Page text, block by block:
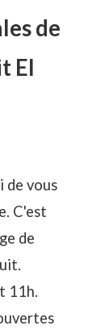
de
El
de vous
C'est
de
11h.